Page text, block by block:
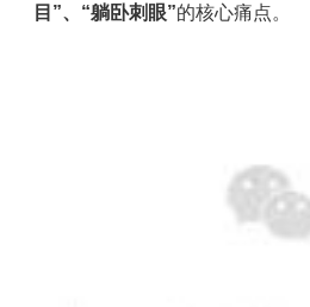
目”、“躺卧刺眼”的核心痛点。